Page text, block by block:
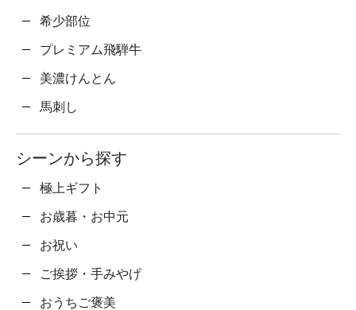
希少部位
プレミアム飛騨牛
美濃けんとん
馬刺し
シーンから探す
極上ギフト
お歳暮・お中元
お祝い
ご挨拶・手みやげ
おうちご褒美